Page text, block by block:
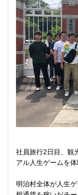
社員旅行2日目、観
アル人生ゲームを体
明治村全体が人生